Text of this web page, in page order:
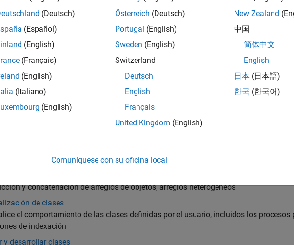
Object-Oriented Design
clase simple
of a Class
Classes in MATLAB
of MATLAB and Other OO Languages
de MATLAB que muestran patrones y técnicas de programación
y concatenación de arreglos de objetos; arreglos heterogéneos
de clases
el comportamiento de las clases definidas por el usuario, incluidos los procesos
de indexación
y desarrollar clases
(Deutsch)
(Español)
(English)
(Français)
(English)
(Italiano)
(English)
Österreich (Deutsch)
Portugal (English)
Sweden (English)
Switzerland
Deutsch
English
Français
United Kingdom (English)
New Zealand
中国
简体中文
English
日本 (日本語)
한국 (한국어)
Comuníquese con su oficina local